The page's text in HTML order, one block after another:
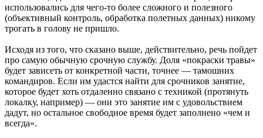
использовались для чего-то более сложного и полезного
(объективный контроль, обработка полетных данных) никому
трогать в голову не пришло.
Исходя из того, что сказано выше, действительно, речь пойдет
про самую обычную срочную службу. Доля «покраски травы»
будет зависеть от конкретной части, точнее — тамошних
командиров. Если им удастся найти для срочников занятие,
которое будет хоть отдаленно связано с техникой (протянуть
локалку, например) — они это занятие им с удовольствием
дадут, но остальное свободное время будет заполнено «чем и
всегда».